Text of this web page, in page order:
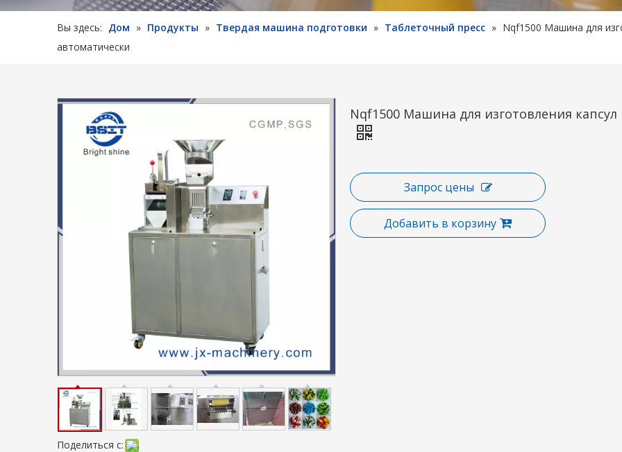
Вы здесь: Дом » Продукты » Твердая машина подготовки » Таблеточный пресс » Nqf1500 Машина для
автоматически
Поделиться с:
Nqf1500 Машина для изготовления
Запрос цены
Добавить в корзину